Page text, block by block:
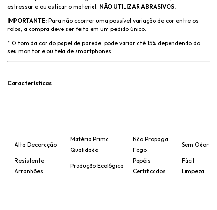
estressar e ou esticar o material. NÃO UTILIZAR ABRASIVOS.
IMPORTANTE: Para não ocorrer uma possível variação de cor entre os
rolos, a compra deve ser feita em um pedido único.
* O tom da cor do papel de parede, pode variar até 15% dependendo do
seu monitor e ou tela de smartphones.
Características
Alta Decoração
Matéria Prima
Qualidade
Não Propaga
Fogo
Sem Odor
Resistente
Arranhões
Produção Ecolôgica
Papéis
Certificados
Fácil
Limpeza